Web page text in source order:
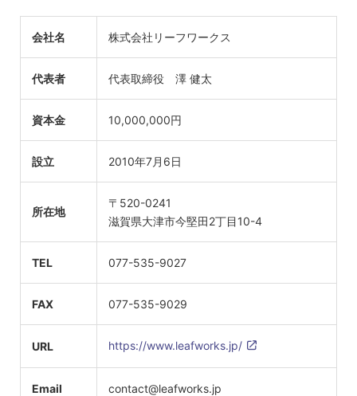
会社名 株式会社リーフワークス
代表者 代表取締役 澤 健太
資本金 10,000,000円
設立 2010年7月6日
所在地
〒520-0241
滋賀県大津市今堅田2丁目10-4
TEL 077-535-9027
FAX 077-535-9029
URL https://www.leafworks.jp/
Email contact@leafworks.jp